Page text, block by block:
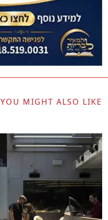
YOU MIGHT ALSO LIKE